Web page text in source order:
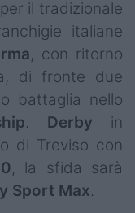
il tradizionale
italiane
, con ritorno
di fronte due
battaglia nello
. Derby in
di Treviso con
, la sfida sarà
Sport Max.